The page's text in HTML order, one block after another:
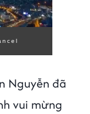
Nguyễn đã
vui mừng